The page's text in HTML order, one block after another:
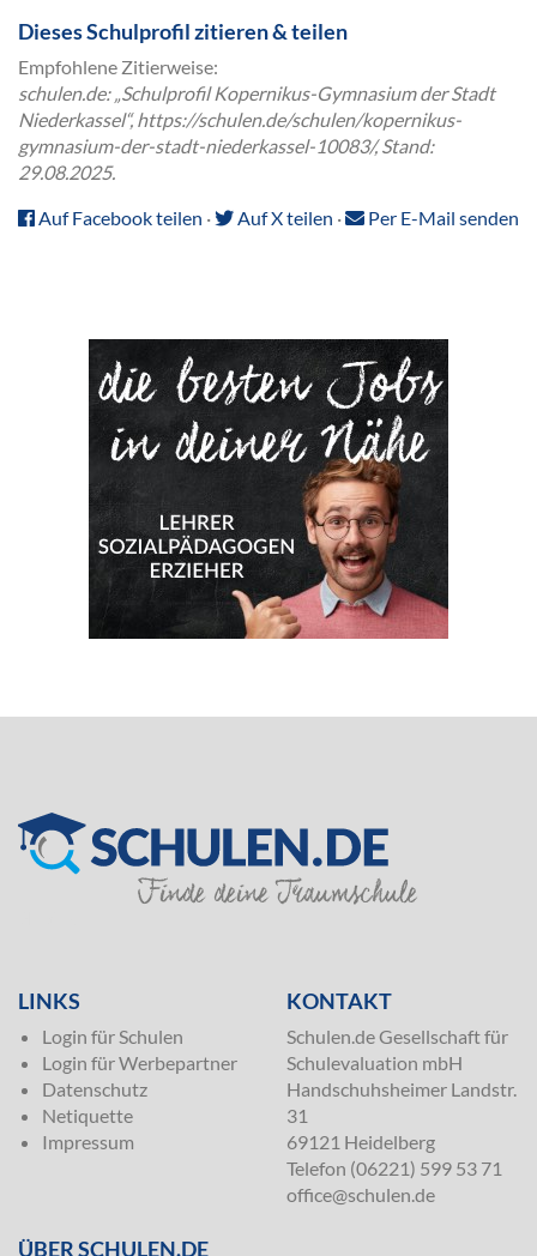
Dieses Schulprofil zitieren & teilen
Empfohlene Zitierweise:
schulen.de: „Schulprofil Kopernikus-Gymnasium der Stadt
Niederkassel“, https://schulen.de/schulen/kopernikus-
gymnasium-der-stadt-niederkassel-10083/, Stand:
29.08.2025.
Auf Facebook teilen · Auf X teilen · Per E-Mail senden
LINKS
Login für Schulen
Login für Werbepartner
Datenschutz
Netiquette
Impressum
KONTAKT
Schulen.de Gesellschaft für
Schulevaluation mbH
Handschuhsheimer Landstr.
31
69121 Heidelberg
Telefon (06221) 599 53 71
office@schulen.de
ÜBER SCHULEN.DE